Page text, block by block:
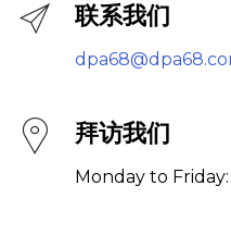
联系我们
拜访我们
Monday to